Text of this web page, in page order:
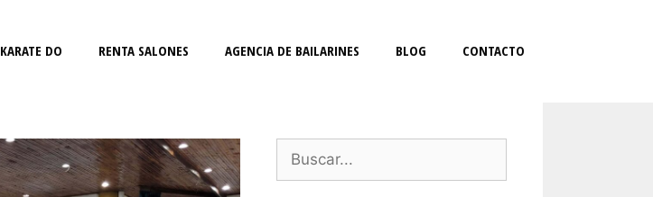
KARATE DO RENTA SALONES AGENCIA DE BAILARINES BLOG CONTACTO